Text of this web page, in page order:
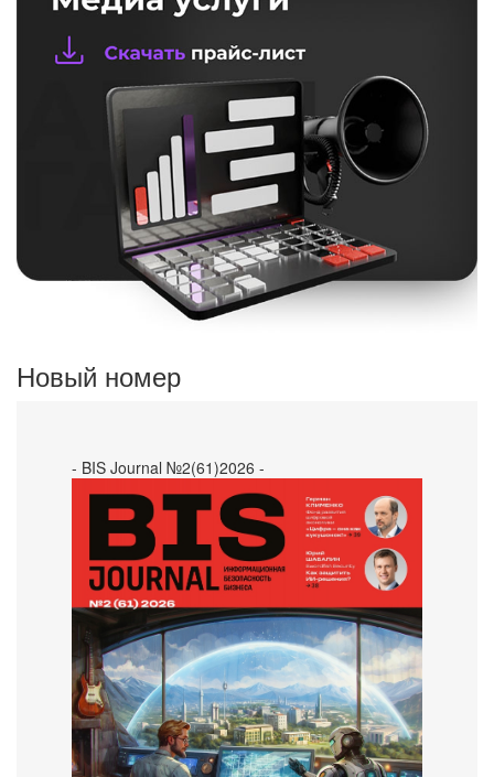
Новый номер
- BIS Journal №2(61)2026 -